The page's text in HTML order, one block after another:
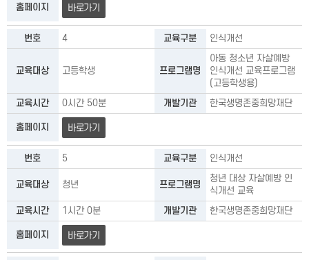
홈페이지 바로가기
번호 4 교육구분 인식개선
교육대상 고등학생 프로그램명
아동 청소년 자살예방
인식개선 교육프로그램
(고등학생용)
교육시간
0시간 50분 개발기관 한국생명존중희망재단
홈페이지 바로가기
번호 5 교육구분 인식개선
교육대상 청년 프로그램명
청년 대상 자살예방 인
식개선 교육
교육시간
1시간 0분 개발기관 한국생명존중희망재단
홈페이지 바로가기